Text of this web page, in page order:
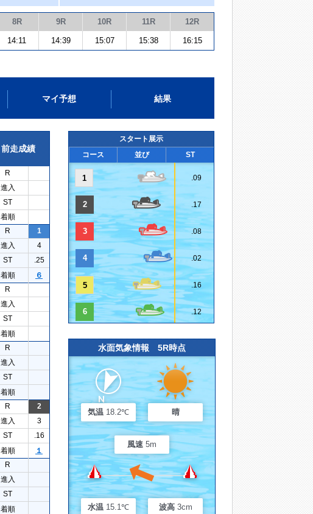
8R 9R 10R 11R 12R
14:11 14:39 15:07 15:38 16:15
マイ予想 結果
前走成績
R
進入
ST
着順
R
1
進入
4
ST
.25
着順
６
R
進入
ST
着順
R
進入
ST
着順
R
2
進入
3
ST
.16
着順
１
R
進入
ST
着順
スタート展示
コース
並び ST
1 .09
2 .17
3 .08
4 .02
5 .16
6 .12
水面気象情報 5R時点
気温 18.2℃ 晴
風速 5m
水温 15.1℃ 波高 3cm